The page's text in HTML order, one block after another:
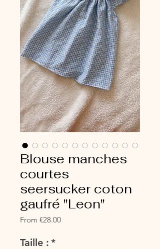
Blouse manches
courtes
seersucker coton
gaufré "Leon"
From €28.00Sale
Taille : *